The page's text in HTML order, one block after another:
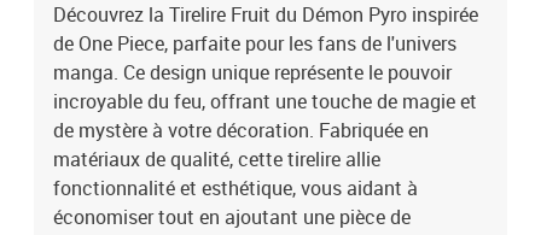
Découvrez la Tirelire Fruit du Démon Pyro inspirée
de One Piece, parfaite pour les fans de l'univers
manga. Ce design unique représente le pouvoir
incroyable du feu, offrant une touche de magie et
de mystère à votre décoration. Fabriquée en
matériaux de qualité, cette tirelire allie
fonctionnalité et esthétique, vous aidant à
économiser tout en ajoutant une pièce de